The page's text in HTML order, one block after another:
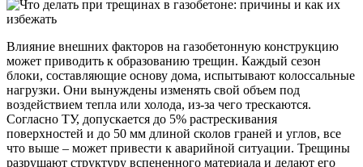
Влияние внешних факторов на газобетонную конструкцию
может приводить к образованию трещин. Каждый сезон
блоки, составляющие основу дома, испытывают колоссальные
нагрузки. Они вынуждены изменять свой объем под
воздействием тепла или холода, из-за чего трескаются.
Согласно ТУ, допускается до 5% растрескивания
поверхностей и до 50 мм длиной сколов граней и углов, все
что выше – может привести к аварийной ситуации. Трещины
разрушают структуру вспененного материала и делают его